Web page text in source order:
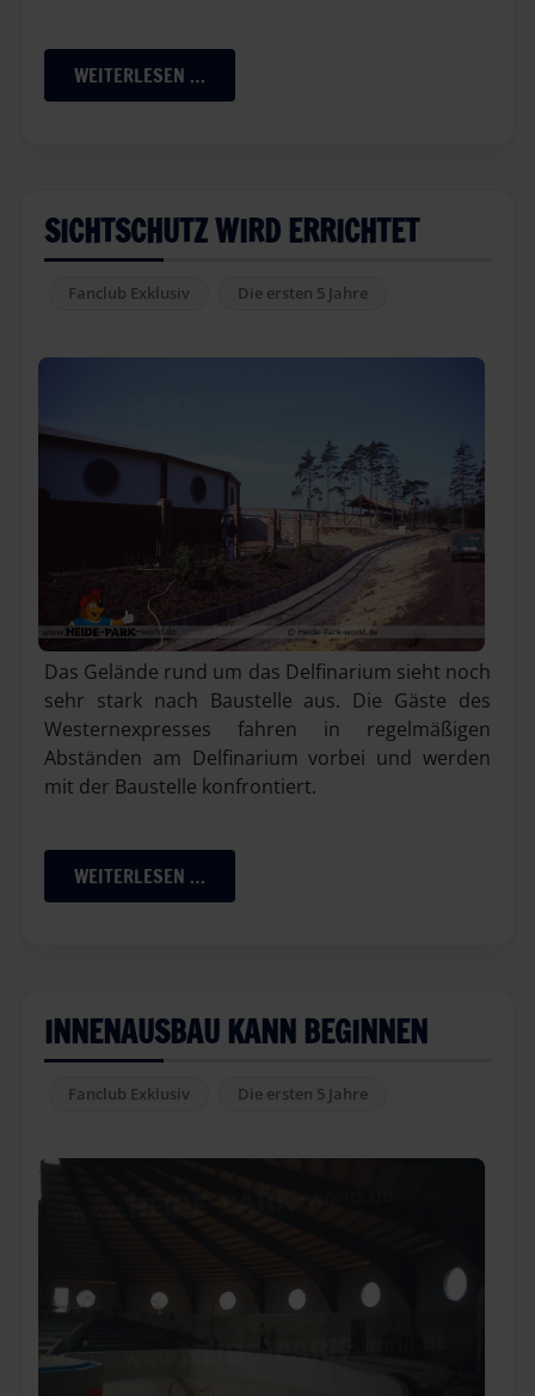
WEITERLESEN …
SICHTSCHUTZ WIRD ERRICHTET
Fanclub Exklusiv Die ersten 5 Jahre
Das Gelände rund um das Delfinarium sieht noch
sehr stark nach Baustelle aus. Die Gäste des
Westernexpresses fahren in regelmäßigen
Abständen am Delfinarium vorbei und werden
mit der Baustelle konfrontiert.
WEITERLESEN …
INNENAUSBAU KANN BEGINNEN
Fanclub Exklusiv Die ersten 5 Jahre